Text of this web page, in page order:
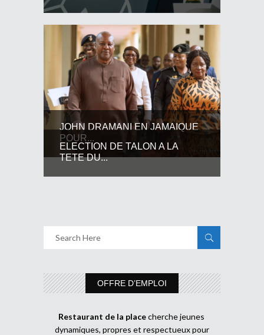
JOHN DRAMANI EN JAMAIQUE
POUR...
ELECTION DE TALON A LA
TETE DU...
OFFRE D’EMPLOI
Restaurant de la placecherche jeunes
dynamiques, propres et respectueux pour